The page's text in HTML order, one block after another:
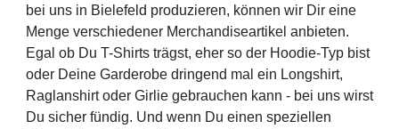
bei uns in Bielefeld produzieren, können wir Dir eine
Menge verschiedener Merchandiseartikel anbieten.
Egal ob Du T-Shirts trägst, eher so der Hoodie-Typ bist
oder Deine Garderobe dringend mal ein Longshirt,
Raglanshirt oder Girlie gebrauchen kann - bei uns wirst
Du sicher fündig. Und wenn Du einen speziellen